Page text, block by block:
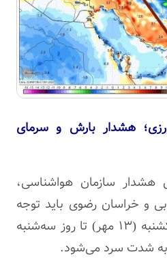
هشدار بارش و سرمای
هشدار سازمان هواشناسی،
و خراسان رضوی باید توجه
داشته باشند که از روز یکشنبه (۱۳ مهر) تا روز سه‌شنبه